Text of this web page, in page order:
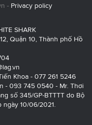
- Privacy policy
SHARK
Quận 10, Thành phố Hồ
Khoa - 077 261 5246
- 093 745 0540 - Mr. Thơi
số 345/GP-BTTTT do Bộ
10/06/2021.